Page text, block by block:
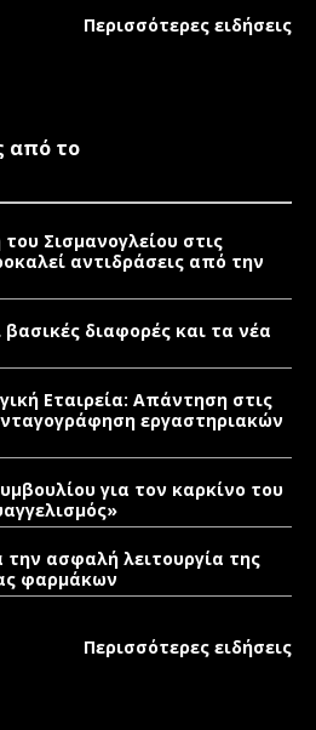
Περισσότερες ειδήσεις
από το
Σισμανογλείου στις
αντιδράσεις από την
βασικές διαφορές και τα νέα
Εταιρεία: Απάντηση στις
εργαστηριακών
για τον καρκίνο του
ασφαλή λειτουργία της
φαρμάκων
Περισσότερες ειδήσεις